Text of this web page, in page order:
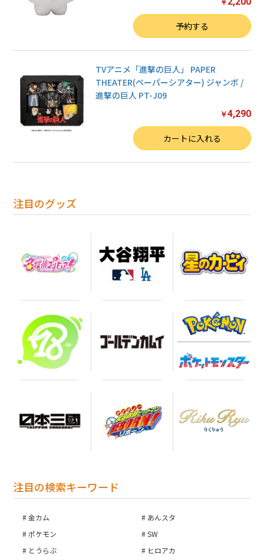
注目のグッズ
注目の検索キーワード
金カム
あんスタ
ポケモン
SW
とうらぶ
ヒロアカ
￥
予約する
TVアニメ「進撃の巨人」 PAPER
THEATER(ペーパーシアター) ジャンボ /
進撃の巨人 PT-J09
￥4,290
カートに入れる
お買い物を続ける
カートへ進む